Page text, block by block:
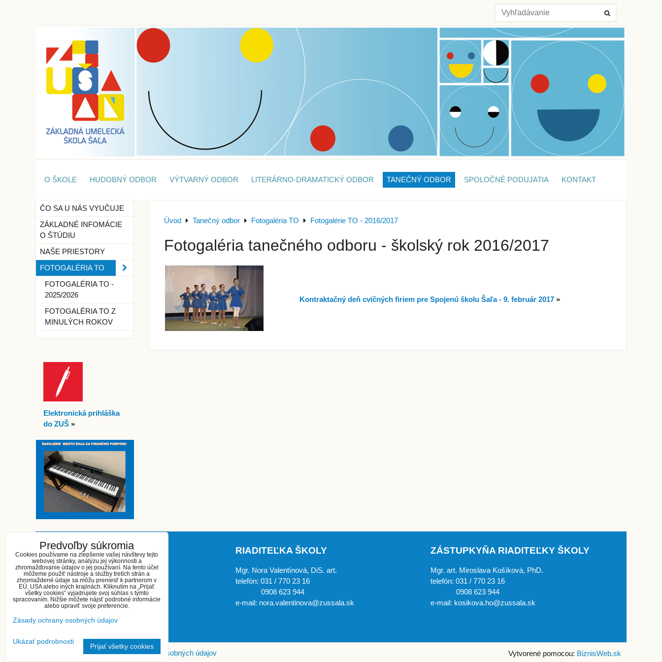
O ŠKOLE HUDOBNÝ ODBOR VÝTVARNÝ ODBOR LITERÁRNO-DRAMATICKÝ ODBOR TANEČNÝ ODBOR SPOLOČNÉ PODUJATIA KONTAKT
Úvod Tanečný odbor Fotogaléria TO Fotogalérie TO - 2016/2017
Fotogaléria tanečného odboru - školský rok 2016/2017
Kontraktačný deň cvičných firiem pre Spojenú školu Šaľa - 9. február 2017 »
ČO SA U NÁS VYUČUJE
ZÁKLADNÉ INFOMÁCIE
O ŠTÚDIU
NAŠE PRIESTORY
FOTOGALÉRIA TO
FOTOGALÉRIA TO -
2025/2026
FOTOGALÉRIA TO Z
MINULÝCH ROKOV
Elektronická prihláška
do ZUŠ »
KONTAKT
Základná umelecká škola
Kukučínova 27
Šaľa 927 01
telefón: 031 / 770 23 16
RIADITEĽKA ŠKOLY
Mgr. Nora Valentínová, DiS. art.
telefón: 031 / 770 23 16
0908 623 944
e-mail: nora.valentinova@zussala.sk
ZÁSTUPKYŇA RIADITEĽKY ŠKOLY
Mgr. art. Miroslava Košíková, PhD.
telefón: 031 / 770 23 16
0908 623 944
e-mail: kosikova.ho@zussala.sk
Predvoľby súkromia Zásady ochrany osobných údajov Vytvorené pomocou: BiznisWeb.sk
Predvoľby súkromia
Cookies používame na zlepšenie vašej návštevy tejto
webovej stránky, analýzu jej výkonnosti a
zhromažďovanie údajov o jej používaní. Na tento účel
môžeme použiť nástroje a služby tretích strán a
zhromaždené údaje sa môžu preniesť k partnerom v
EÚ, USA alebo iných krajinách. Kliknutím na „Prijať
všetky cookies“ vyjadrujete svoj súhlas s týmto
spracovaním. Nižšie môžete nájsť podrobné informácie
alebo upraviť svoje preferencie.
Zásady ochrany osobných údajov
Ukázať podrobnosti
Prijať všetky cookies